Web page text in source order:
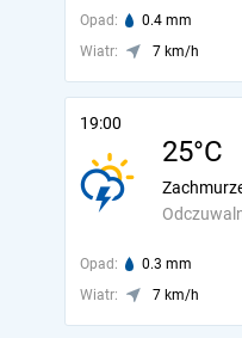
Opad: 0.4 mm
Wiatr:
7 km/h
19:00
25°C
Opad: 0.3 mm
Wiatr:
7 km/h